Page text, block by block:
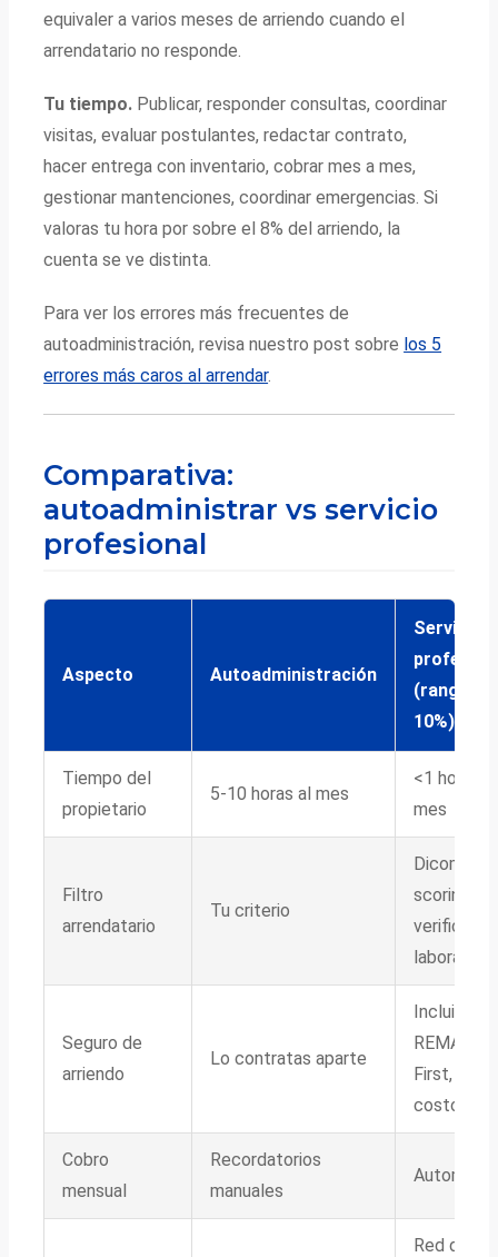
equivaler a varios meses de arriendo cuando el
arrendatario no responde.
Tu tiempo. Publicar, responder consultas, coordinar
visitas, evaluar postulantes, redactar contrato,
hacer entrega con inventario, cobrar mes a mes,
gestionar mantenciones, coordinar emergencias. Si
valoras tu hora por sobre el 8% del arriendo, la
cuenta se ve distinta.
Para ver los errores más frecuentes de
autoadministración, revisa nuestro post sobre los 5
errores más caros al arrendar.
Comparativa:
autoadministrar vs servicio
profesional
Aspecto Autoadministración
Servicio
(rango 7-
10%)
Tiempo del
propietario
5-10 horas al mes
<1 hora al
mes
Filtro
arrendatario
Tu criterio
Dicom +
scoring +
laboral
Seguro de
arriendo
Lo contratas aparte
Incluido
REMAX
First, HDI
costo
Cobro
mensual
Recordatorios
manuales
Red de